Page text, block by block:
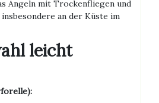
Angeln mit Trockenfliegen und
an der Küste im
leicht